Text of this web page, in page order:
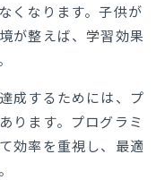
くなります。子供が
が整えば、学習効果
成するためには、プ
ります。プログラミ
効率を重視し、最適